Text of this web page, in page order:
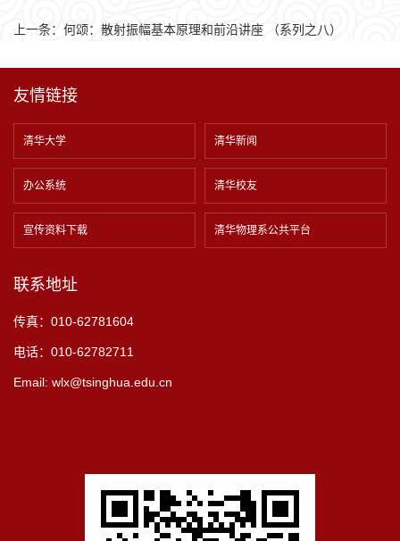
上一条： 何颂：散射振幅基本原理和前沿讲座 （系列之八）
友情链接
清华大学 清华新闻
办公系统 清华校友
宣传资料下载 清华物理系公共平台
联系地址
传真：010-62781604
电话：010-62782711
Email: wlx@tsinghua.edu.cn